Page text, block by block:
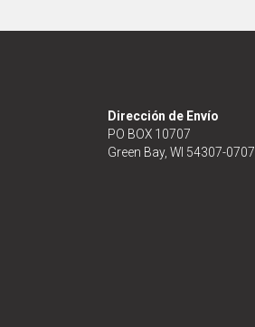
Dirección de Envío
PO BOX 10707
Green Bay, WI 54307-0707